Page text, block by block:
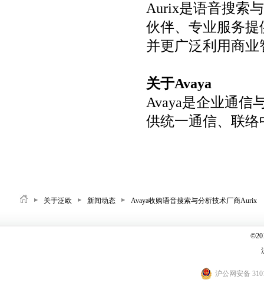
Aurix是语音搜索
伙伴、专业服务
并更广泛利用商
关于Avaya
Avaya是企业通信
供统一通信、联
关于泛欧 新闻动态 Avaya收购语音搜索与分析技术厂商Aurix
沪公网安备